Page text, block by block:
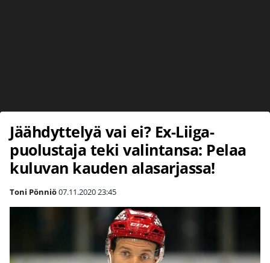
Jäähdyttelyä vai ei? Ex-Liiga-
puolustaja teki valintansa: Pelaa
kuluvan kauden alasarjassa!
Toni Pönniö07.11.202023:45